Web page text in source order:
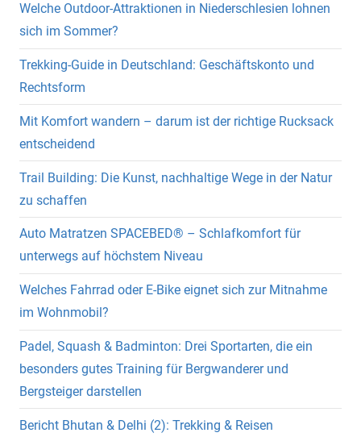
Welche Outdoor-Attraktionen in Niederschlesien lohnen
sich im Sommer?
Trekking-Guide in Deutschland: Geschäftskonto und
Rechtsform
Mit Komfort wandern – darum ist der richtige Rucksack
entscheidend
Trail Building: Die Kunst, nachhaltige Wege in der Natur
zu schaffen
Auto Matratzen SPACEBED® – Schlafkomfort für
unterwegs auf höchstem Niveau
Welches Fahrrad oder E-Bike eignet sich zur Mitnahme
im Wohnmobil?
Padel, Squash & Badminton: Drei Sportarten, die ein
besonders gutes Training für Bergwanderer und
Bergsteiger darstellen
Bericht Bhutan & Delhi (2): Trekking & Reisen